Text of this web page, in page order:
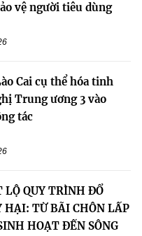
vệ người tiêu dùng
Cai cụ thể hóa tinh
Trung ương 3 vào
tác
LỘ QUY TRÌNH ĐỔ
HẠI: TỪ BÃI CHÔN LẤP
HOẠT ĐẾN SÔNG